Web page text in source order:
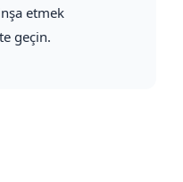
etmek
geçin.